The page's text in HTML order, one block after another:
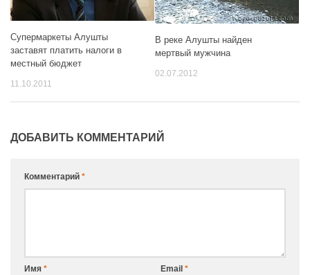
Супермаркеты Алушты
заставят платить налоги в
местный бюджет
11.10.2011
В реке Алушты найден
мертвый мужчина
02.07.2012
ДОБАВИТЬ КОММЕНТАРИЙ
Комментарий *
Имя * Email *